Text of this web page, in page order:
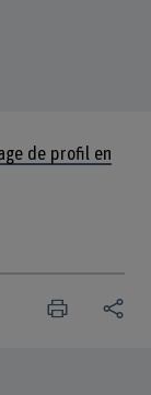
de profil en